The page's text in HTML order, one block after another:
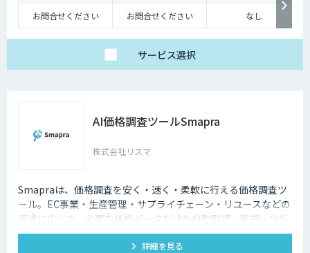
お問合せください
お問合せください なし
サービス選択
AI価格調査ツールSmapra
株式会社リスマ
Smapraは、価格調査を安く・速く・柔軟に行える価格調査ツ
ール。EC事業・生産管理・サプライチェーン・リユースなどの
用途に応じて、必要な価格データだけを自動取得・監視・分析
できる。
詳細を見る